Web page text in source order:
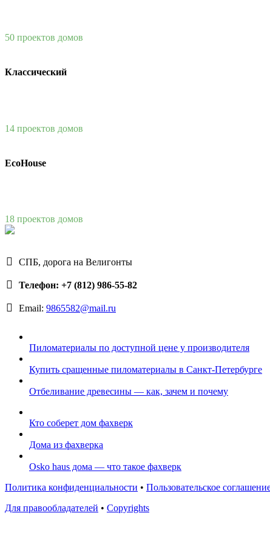
50 проектов домов
Классический
14 проектов домов
EcoHouse
18 проектов домов
СПБ, дорога на Велигонты
Телефон: +7 (812) 986-55-82
Email: 9865582@mail.ru
Пиломатериалы по доступной цене у производителя
Купить сращенные пиломатериалы в Санкт-Петербурге
Отбеливание древесины — как, зачем и почему
Кто соберет дом фахверк
Дома из фахверка
Osko haus дома — что такое фахверк
Политика конфиденциальности • Пользовательское
Для правообладателей • Copyrights